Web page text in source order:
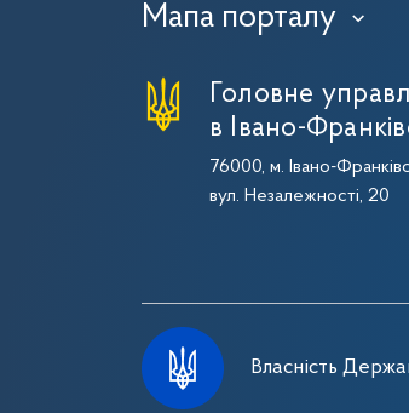
Мапа порталу ›
Головне
в Івано-
76000, м. Івано-
вул. Незалежності, 20
Власність